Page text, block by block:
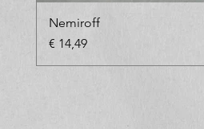
Nemiroff
Prijs
€ 14,49